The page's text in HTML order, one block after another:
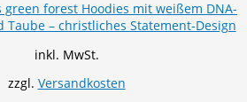
inkl. MwSt.
zzgl. Versandkosten